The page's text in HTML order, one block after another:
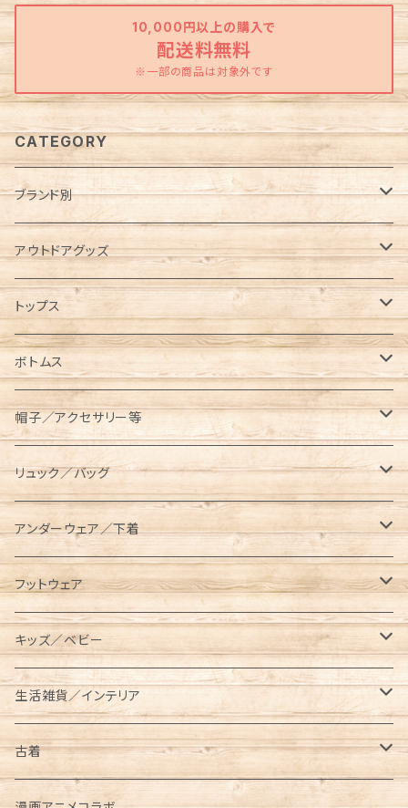
10,000円以上の購入で
配送料無料
※一部の商品は対象外です
CATEGORY
ブランド別
Abu Garcia（アブガルシア）
anello（アネロ）
AO Coolers（エーオークーラーズ）
asobito（アソビト）
AVIREX（アビレックス）
BEN DAVIS（ベンデイビス）
BRIEFING（ブリーフィング）
BUTTERFLY TWISTS（バタフライツイスト）
Champion（チャンピオン）
CHUMS（チャムス）
東北限定販売アイテム
アウトドアグッズ
焚き火グッズ
ケース各種
コンテナ／ツールボックス
スキレットケース
ダッチオーブンケース
ポールケース
メスティンケース
トラッシュバッグ／ゴミ入れ
薪入れ／薪バッグ
トイレットペーパー／ティッシュケース
テーブル／チェア
コット／マット
レジャーシート／グランドシート
ランタン／ライト類
タンブラー／水筒
クッカー／食器
メスティン
ケトル
トップス
ノースリーブ／タンクトップ
半袖Tシャツ
長袖／ハンパ袖Tシャツ
長袖Tシャツ
七分袖Tシャツ
シャツ
長袖
半袖
スウェット／トレーナー
半袖
長袖
パーカー
プルパーカー
ジップパーカー
ジャケット／アウター
コーチジャケット
中綿ジャケット
オーバーオール／オールインワン
ボトムス
オーバーオール／オールインワン
ロングパンツ
ハーフパンツ／ショーツ
クロップドパンツ
帽子／アクセサリー等
キャップ／ハット
ベルト／サスペンダー
マフラー／ネックウォーマー／ネックゲイター
ニットキャップ
手袋／グローブ
パスケース
リュック／バッグ
リュック
ショルダーバッグ
メッセンジャーバッグ
サコッシュ／ポーチ
トートバッグ
アンダーウェア／下着
ソックス
ロング
ショート／アンクル
レギンス／スパッツ
フットウェア
スニーカー
サンダル
ブーツ
キッズ／ベビー
キッズ
半袖Tシャツ
長袖Tシャツ
ベビー
ベビービブ
生活雑貨／インテリア
タンブラー／コップ／水筒
古着